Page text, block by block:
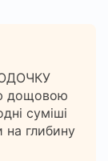
дощовою
суміші
на глибину